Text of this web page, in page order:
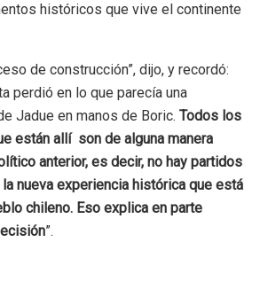
históricos que vive el continente
de construcción”, dijo, y recordó:
perdió en lo que parecía una
Jadue en manos de Boric. Todos los
están allí son de alguna manera
anterior, es decir, no hay partidos
nueva experiencia histórica que está
chileno. Eso explica en parte
”.